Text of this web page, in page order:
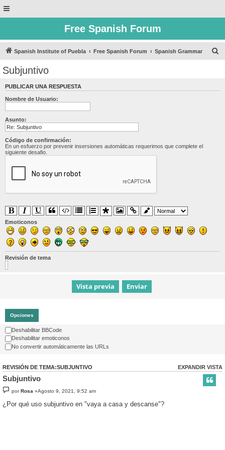
Free Spanish Forum
Spanish Institute of Puebla Free Spanish Forum Spanish Grammar
Subjuntivo
PUBLICAR UNA RESPUESTA
Nombre de Usuario:
Asunto:
Código de confirmación:
En un esfuerzo por prevenir insersiones automáticas requerimos que complete el
siguiente desafio.
Emoticonos
Revisión de tema
Opciones
Deshabilitar BBCode
Deshabilitar emoticonos
No convertir automáticamente las URLs
EXPANDIR VISTA
REVISIÓN DE TEMA:SUBJUNTIVO
Subjuntivo
porRosa »Agosto 9, 2021, 9:52 am
¿Por qué uso subjuntivo en "vaya a casa y descanse"?